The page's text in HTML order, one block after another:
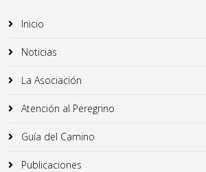
Inicio
Noticias
La Asociación
Atención al Peregrino
Guía del Camino
Publicaciones